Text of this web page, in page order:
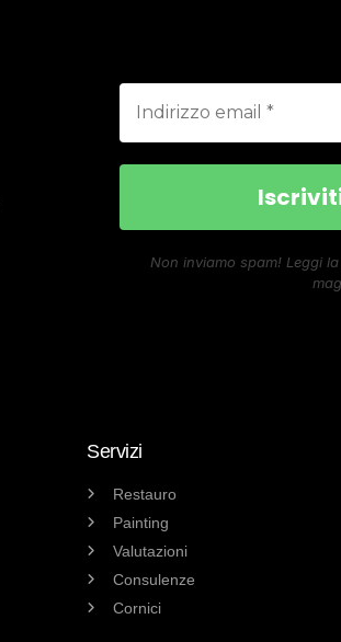
Non inviamo spam! Leggi
Servizi
Restauro
Painting
Valutazioni
Consulenze
Cornici